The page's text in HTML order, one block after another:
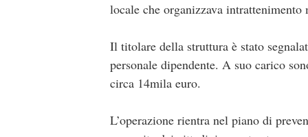
locale che organizzava intrattenimento
Il titolare della struttura è stato
personale dipendente. A suo carico
circa 14mila euro.
L’operazione rientra nel piano di